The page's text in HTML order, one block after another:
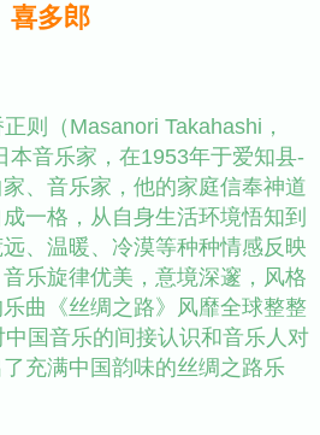
喜多郎
则（Masanori Takahashi，
本音乐家，在1953年于爱知县-
、音乐家，他的家庭信奉神道
一格，从自身生活环境悟知到
、温暖、冷漠等种种情感反映
乐旋律优美，意境深邃，风格
曲《丝绸之路》风靡全球整整
国音乐的间接认识和音乐人对
充满中国韵味的丝绸之路乐